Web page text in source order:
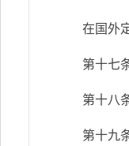
在国外
第十七
第十八
第十九